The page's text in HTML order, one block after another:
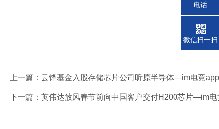
上一篇： 云锋基金入股存储芯片公司昕原半导体—im电竞
下一篇： 英伟达放风春节前向中国客户交付H200芯片—im电
电话
微信扫一扫